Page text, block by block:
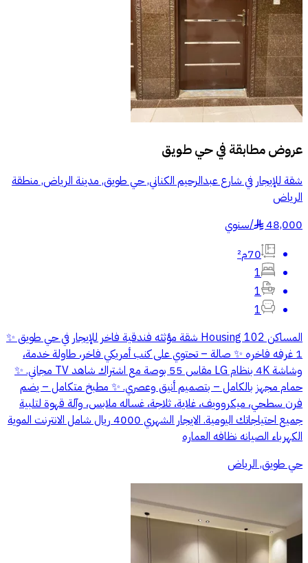
عروض مطابقة فيحي طويق
شقة للإيجار في شارع عبدالرحيم الكناني, حي طويق, مدينة الرياض, منطقة
الرياض
48,000
§
/سنوي
70م²
1
1
1
المساكن Housing 102 شقة مؤثثه فندقية فاخر للإيجار في حي طويق ✨
1 غرفه فاخره ✨ صالة – تحتوي على كنب أمريكي فاخر، طاولة خدمة،
وشاشة 4K بنظام LG مقاس 55 بوصة مع اشتراك شاهد TV مجاني. ✨
حمام مجهز بالكامل – بتصميم أنيق وعصري. ✨ مطبخ متكامل – يضم
فرن سطحي، ميكروويف، غلاية، ثلاجة، غساله ملابس، وآلة قهوة لتلبية
جميع احتياجاتك اليومية. الايجار الشهري 4000 ريال شامل الانترنت الموية
الكهرباء الصيانه نظافه العماره
حي طويق, الرياض